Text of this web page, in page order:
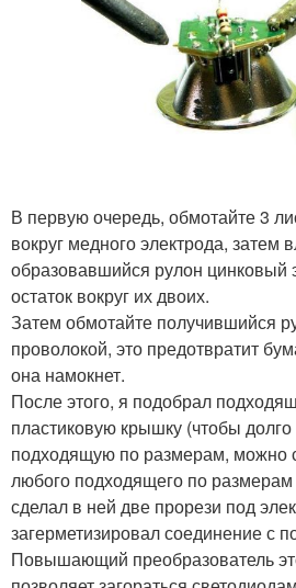
В первую очередь, обмотайте 3
вокруг медного электрода, затем
образовавшийся рулон цинковый
остаток вокруг их двоих.
Затем обмотайте получившийся
проволокой, это предотвратит
она намокнет.
После этого, я подобрал
пластиковую крышку (чтобы долго
подходящую по размерам, можно
любого подходящего по размерам
сделал в ней две прорези под
загерметизировал соединение с
Повышающий преобразователь